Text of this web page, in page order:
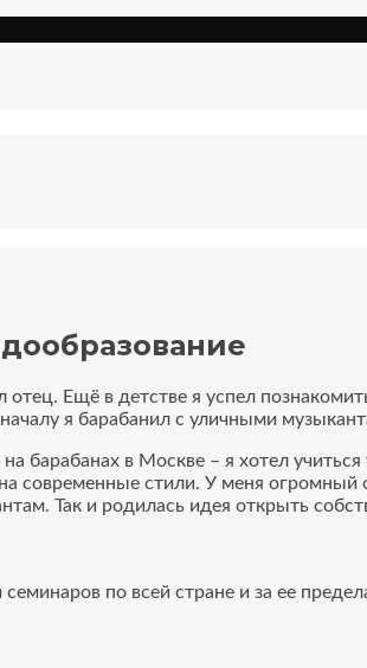
Ещё в детстве я успел
я барабанил с уличными
барабанах в Москве – я хотел
современные стили. У меня огромный
Так и родилась идея открыть
по всей стране и за ее